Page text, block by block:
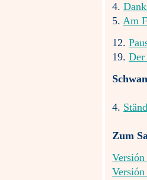
4.
5. Am
12.
19. Der
4.
Zum
Versión